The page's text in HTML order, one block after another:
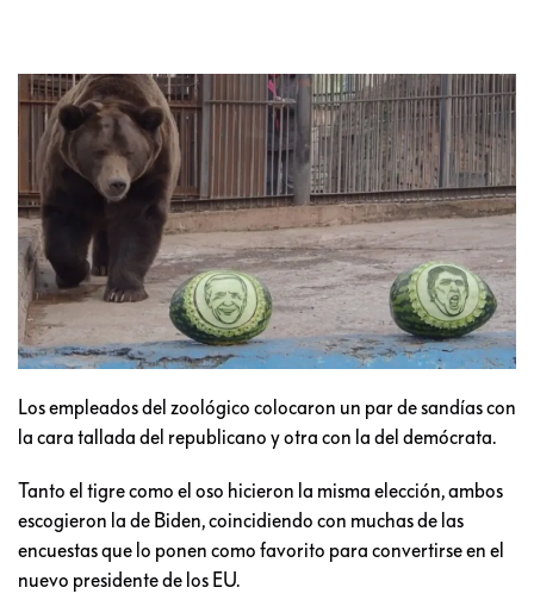
Los empleados del zoológico colocaron un par de sandías con
la cara tallada del republicano y otra con la del demócrata.
Tanto el tigre como el oso hicieron la misma elección, ambos
escogieron la de Biden, coincidiendo con muchas de las
encuestas que lo ponen como favorito para convertirse en el
nuevo presidente de los EU.